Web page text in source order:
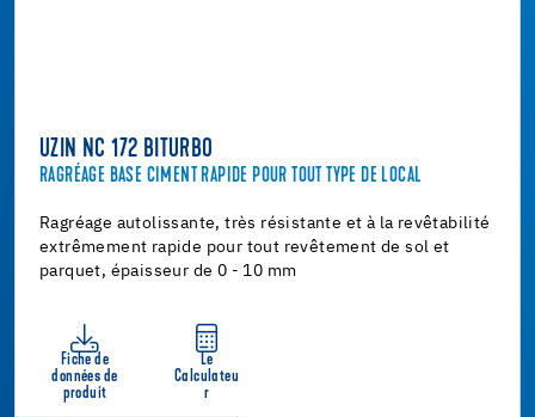
UZIN NC 172 BITURBO
RAGRÉAGE BASE CIMENT RAPIDE POUR TOUT TYPE DE LOCAL
Ragréage autolissante, très résistante et à la revêtabilité
extrêmement rapide pour tout revêtement de sol et
parquet, épaisseur de 0 - 10 mm
Fiche de
données de
produit
Le
Calculateu
r